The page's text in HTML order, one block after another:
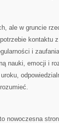
ale w gruncie
kontaktu
i
nauki, emocji i
uroku,
nowoczesna